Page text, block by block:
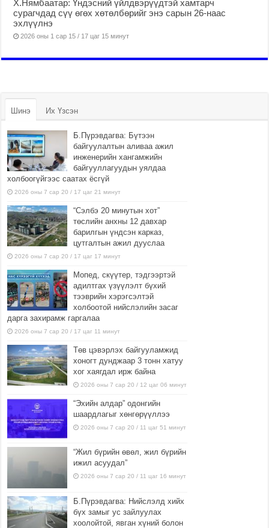
Х.Нямбаатар: Үндэсний үйлдвэрүүдтэй хамтарч
сурагчдад сүү өгөх хөтөлбөрийг энэ сарын 26-наас
эхлүүлнэ
2026 оны 1 сар 15 / 17 цаг 15 минут
Шинэ Их Үзсэн
Б.Пүрэвдагва: Бүтээн
байгуулалтын аливаа ажил
инженерийн хангамжийн
байгууллагуудын уялдаа
холбоогүйгээс саатах ёсгүй
2026 оны 7 сар 20 / 17 цаг 21 минут
“Сэлбэ 20 минутын хот”
төслийн анхны 12 давхар
барилгын үндсэн карказ,
цутгалтын ажил дууслаа
2026 оны 7 сар 20 / 17 цаг 17 минут
Мопед, скүүтер, тэдгээртэй
адилтгах үзүүлэлт бүхий
тээврийн хэрэгсэлтэй
холбоотой нийслэлийн засаг
дарга захирамж гаргалаа
2026 оны 7 сар 20 / 17 цаг 11 минут
Төв цэвэрлэх байгууламжид
хоногт дунджаар 3 тонн хатуу
хог хаягдал ирж байна
2026 оны 7 сар 20 / 12 цаг 06 минут
“Эхийн алдар” одонгийн
шаардлагыг хөнгөрүүллээ
2026 оны 7 сар 20 / 11 цаг 51 минут
“Жил бүрийн өвөл, жил бүрийн
ижил асуудал”
2026 оны 7 сар 20 / 11 цаг 16 минут
Б.Пүрэвдагва: Нийслэлд хийх
бүх замыг ус зайлуулах
хоолойтой, явган хүний болон